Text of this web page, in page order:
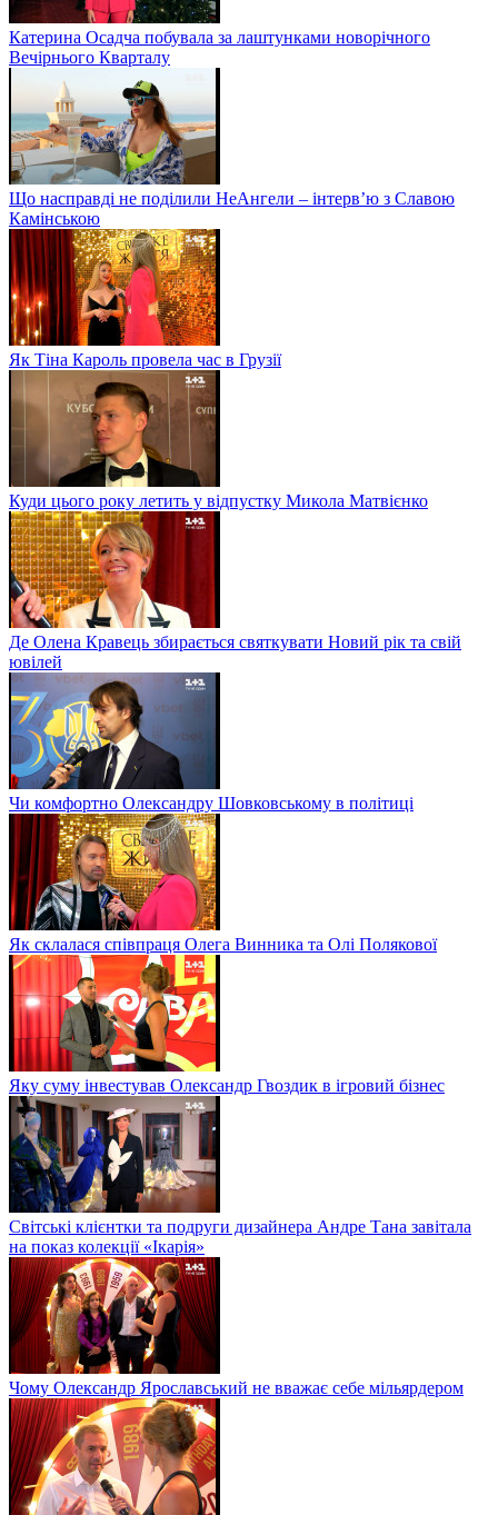
Катерина Осадча побувала за лаштунками новорічного
Вечірнього Кварталу
Що насправді не поділили НеАнгели – інтерв’ю з Славою
Камінською
Як Тіна Кароль провела час в Грузії
Куди цього року летить у відпустку Микола Матвієнко
Де Олена Кравець збирається святкувати Новий рік та свій
ювілей
Чи комфортно Олександру Шовковському в політиці
Як склалася співпраця Олега Винника та Олі Полякової
Яку суму інвестував Олександр Гвоздик в ігровий бізнес
Світські клієнтки та подруги дизайнера Андре Тана завітала
на показ колекції «Ікарія»
Чому Олександр Ярославський не вважає себе мільярдером